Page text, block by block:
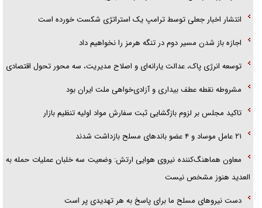
انتشار اخبار جعلی توسط ترامپ یک استراتژی شکست خورده است
اجازه باز شدن مسیر دوم در تنگه هرمز را نخواهیم داد
توسعه انرژی پاک، عدالت یارانه‌ای و اصلاح مدیریت، سه محور تحول اقتصادی
مشروطه نقطه عطف بیداری و آزادی‌خواهی ملت ایران بود
تاکید مجلس بر لزوم بازگشایی ثبت سفارش مواد اولیه تنظیم بازار
۲۱ عامل موساد و ۴ عضو باند‌های مسلح بازداشت شدند
معاون هماهنگ‌کننده نیروی هوایی ارتش: وضعیت سه خلبان عملیات حمله به
العدید هنوز مشخص نیست
دست نیرو‌های مسلح ما برای پاسخ به هر تهدیدی پر است